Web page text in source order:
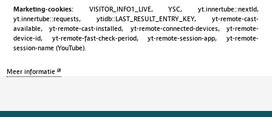
Marketing-cookies: VISITOR_INFO1_LIVE, YSC, yt.innertube::nextId,
yt.innertube::requests, ytidb::LAST_RESULT_ENTRY_KEY, yt-remote-cast-
available, yt-remote-cast-installed, yt-remote-connected-devices, yt-remote-
device-id, yt-remote-fast-check-period, yt-remote-session-app, yt-remote-
session-name (YouTube).
Meer informatie